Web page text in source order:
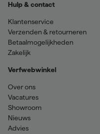
Hulp & contact
Klantenservice
Verzenden & retourneren
Betaalmogelijkheden
Zakelijk
Verfwebwinkel
Over ons
Vacatures
Showroom
Nieuws
Advies